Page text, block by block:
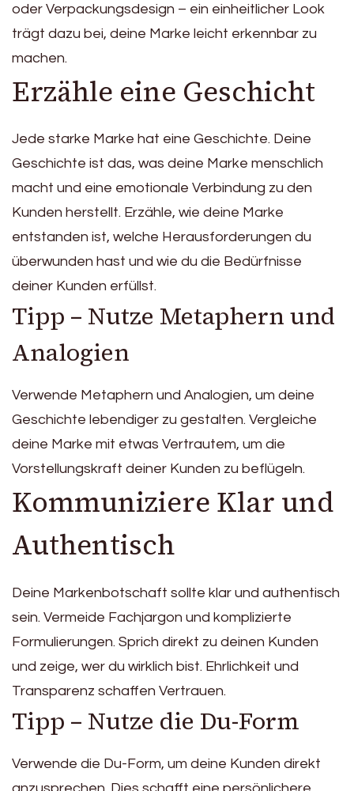
oder Verpackungsdesign – ein einheitlicher Look
trägt dazu bei, deine Marke leicht erkennbar zu
machen.
Erzähle eine Geschicht
Jede starke Marke hat eine Geschichte. Deine
Geschichte ist das, was deine Marke menschlich
macht und eine emotionale Verbindung zu den
Kunden herstellt. Erzähle, wie deine Marke
entstanden ist, welche Herausforderungen du
überwunden hast und wie du die Bedürfnisse
deiner Kunden erfüllst.
Tipp – Nutze Metaphern und
Analogien
Verwende Metaphern und Analogien, um deine
Geschichte lebendiger zu gestalten. Vergleiche
deine Marke mit etwas Vertrautem, um die
Vorstellungskraft deiner Kunden zu beflügeln.
Kommuniziere Klar und
Authentisch
Deine Markenbotschaft sollte klar und authentisch
sein. Vermeide Fachjargon und komplizierte
Formulierungen. Sprich direkt zu deinen Kunden
und zeige, wer du wirklich bist. Ehrlichkeit und
Transparenz schaffen Vertrauen.
Tipp – Nutze die Du-Form
Verwende die Du-Form, um deine Kunden direkt